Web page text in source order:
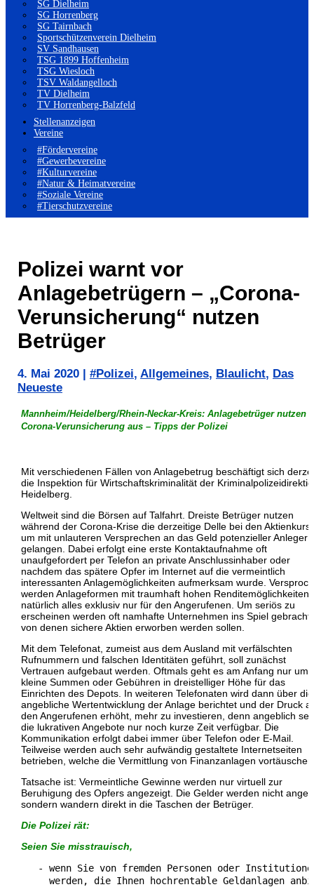
SG Dielheim
SG Horrenberg
SG Tairnbach
Sportschützenverein Dielheim
SV Sandhausen
TSG 1899 Hoffenheim
TSG Wiesloch
TSV Waldangelloch
TV Dielheim
TV Horrenberg-Balzfeld
Stellenanzeigen
Vereine
#Fördervereine
#Gewerbevereine
#Kulturvereine
#Natur & Heimatvereine
#Soziale Vereine
#Tierschutzvereine
Polizei warnt vor
Anlagebetrügern – „Corona-
Verunsicherung“ nutzen
Betrüger
4. Mai 2020 #Polizei, Allgemeines, Blaulicht, Das
Neueste
Mannheim/Heidelberg/Rhein-Neckar-Kreis: Anlagebetrüger nutzen
Corona-Verunsicherung aus – Tipps der Polizei
Mit verschiedenen Fällen von Anlagebetrug beschäftigt sich
die Inspektion für Wirtschaftskriminalität der
Heidelberg.
Weltweit sind die Börsen auf Talfahrt. Dreiste Betrüger nutzen
während der Corona-Krise die derzeitige Delle bei den
um mit unlauteren Versprechen an das Geld potenzieller Anleger
gelangen. Dabei erfolgt eine erste Kontaktaufnahme oft
unaufgefordert per Telefon an private Anschlussinhaber oder
nachdem das spätere Opfer im Internet auf die vermeintlich
interessanten Anlagemöglichkeiten aufmerksam wurde.
werden Anlageformen mit traumhaft hohen Renditemöglichkeiten,
natürlich alles exklusiv nur für den Angerufenen. Um seriös zu
erscheinen werden oft namhafte Unternehmen ins Spiel gebracht,
von denen sichere Aktien erworben werden sollen.
Mit dem Telefonat, zumeist aus dem Ausland mit verfälschten
Rufnummern und falschen Identitäten geführt, soll zunächst
Vertrauen aufgebaut werden. Oftmals geht es am Anfang nur um
kleine Summen oder Gebühren in dreistelliger Höhe für das
Einrichten des Depots. In weiteren Telefonaten wird dann über die
angebliche Wertentwicklung der Anlage berichtet und der Druck
den Angerufenen erhöht, mehr zu investieren, denn angeblich
die lukrativen Angebote nur noch kurze Zeit verfügbar. Die
Kommunikation erfolgt dabei immer über Telefon oder E-Mail.
Teilweise werden auch sehr aufwändig gestaltete Internetseiten
betrieben, welche die Vermittlung von Finanzanlagen
Tatsache ist: Vermeintliche Gewinne werden nur virtuell zur
Beruhigung des Opfers angezeigt. Die Gelder werden nicht
sondern wandern direkt in die Taschen der Betrüger.
Die Polizei rät:
Seien Sie misstrauisch,
- wenn Sie von fremden Personen oder
werden, die Ihnen hochrentable Geldanlagen